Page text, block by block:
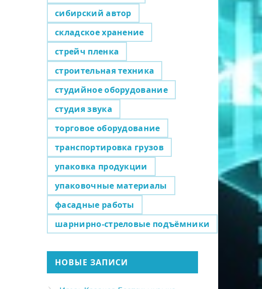
сибирский автор
складское хранение
стрейч пленка
строительная техника
студийное оборудование
студия звука
торговое оборудование
транспортировка грузов
упаковка продукции
упаковочные материалы
фасадные работы
шарнирно-стреловые подъёмники
НОВЫЕ ЗАПИСИ